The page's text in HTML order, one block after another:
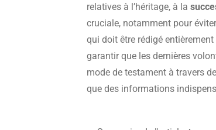
relatives à l’héritage, à la
cruciale, notamment pour
qui doit être rédigé
garantir que les dernières
mode de testament à travers
que des informations